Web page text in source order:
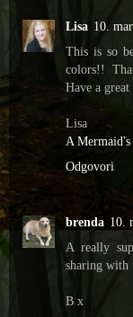
Lisa 10.
This is so
colors!!
Have a
Lisa
A
Odgovori
brenda 10.
A really
sharing with
B x